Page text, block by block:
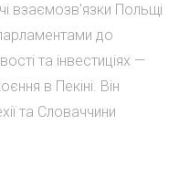
взаємозв'язки Польщі
до
та інвестиціях —
в Пекіні. Він
та Словаччини